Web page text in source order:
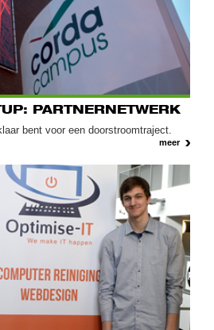
PARTNERNETWERK
bent voor een doorstroomtraject.
meer